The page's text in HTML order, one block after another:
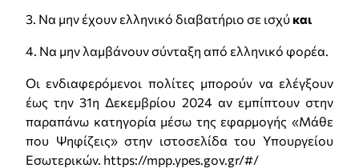
3. Να μην έχουν ελληνικό διαβατήριο σε ισχύ και
4. Να μην λαμβάνουν σύνταξη από ελληνικό φορέα.
Οι ενδιαφερόμενοι πολίτες μπορούν να ελέγξουν
έως την 31η Δεκεμβρίου 2024 αν εμπίπτουν στην
παραπάνω κατηγορία μέσω της εφαρμογής «Μάθε
που Ψηφίζεις» στην ιστοσελίδα του Υπουργείου
Εσωτερικών. https://mpp.ypes.gov.gr/#/